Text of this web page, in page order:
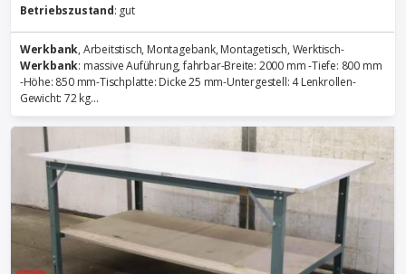
Betriebszustand: gut
Werkbank, Arbeitstisch, Montagebank, Montagetisch, Werktisch-
Werkbank: massive Auführung, fahrbar-Breite: 2000 mm -Tiefe: 800 mm
-Höhe: 850 mm-Tischplatte: Dicke 25 mm-Untergestell: 4 Lenkrollen-
Gewicht: 72 kg...